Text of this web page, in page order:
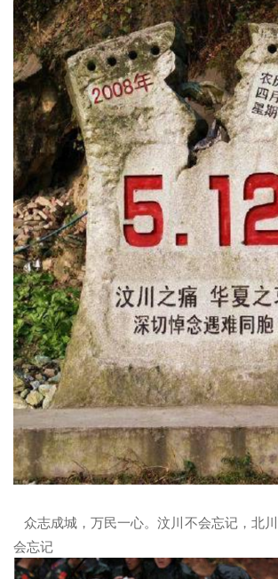
众志成城，万民一心。汶川不会忘记，北
会忘记